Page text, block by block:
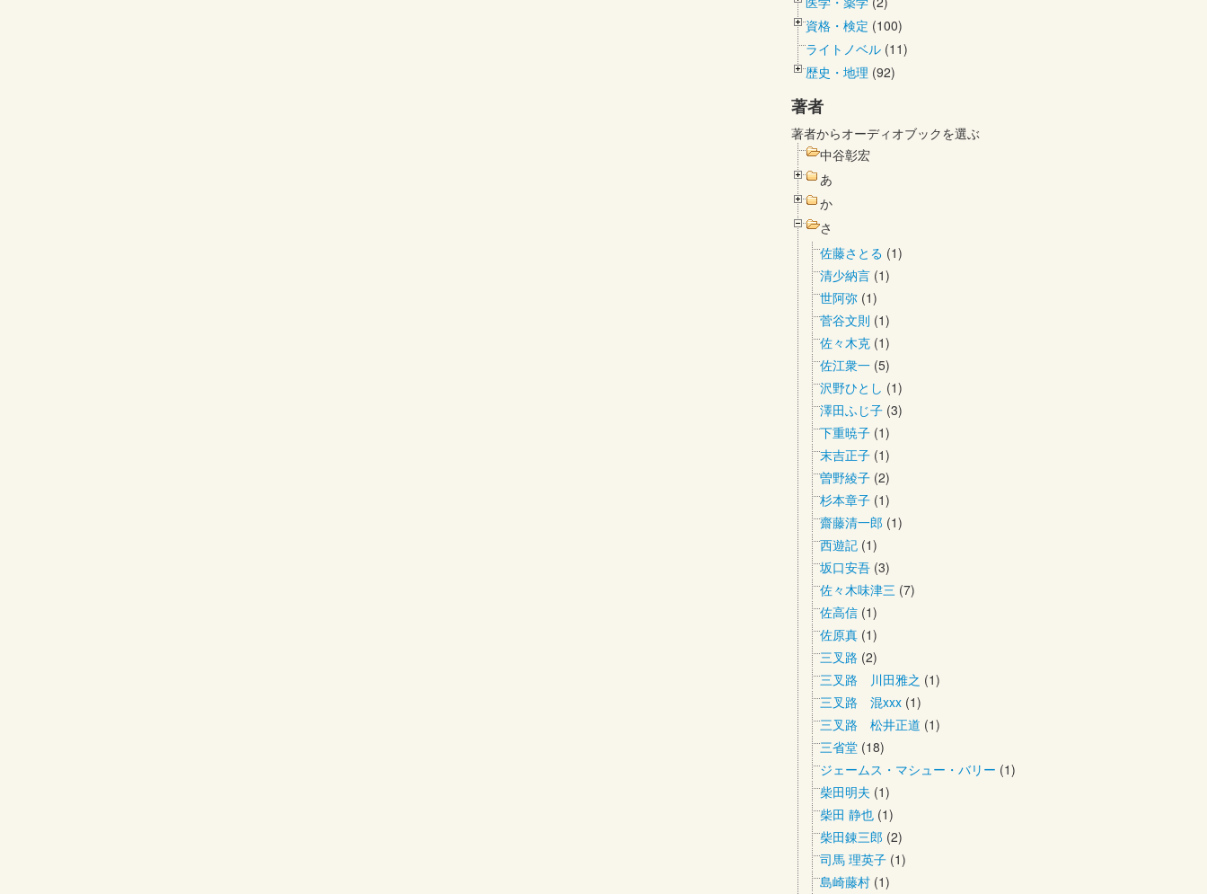
資格・検定 (100)
ライトノベル (11)
歴史・地理 (92)
著者
著者からオーディオブックを選ぶ
中谷彰宏
あ
か
さ
佐藤さとる (1)
清少納言 (1)
世阿弥 (1)
菅谷文則 (1)
佐々木克 (1)
佐江衆一 (5)
沢野ひとし (1)
澤田ふじ子 (3)
下重暁子 (1)
末吉正子 (1)
曽野綾子 (2)
杉本章子 (1)
齋藤清一郎 (1)
西遊記 (1)
坂口安吾 (3)
佐々木味津三 (7)
佐高信 (1)
佐原真 (1)
三叉路 (2)
三叉路 川田雅之 (1)
三叉路 混xxx (1)
三叉路 松井正道 (1)
三省堂 (18)
ジェームス・マシュー・バリー (1)
柴田明夫 (1)
柴田 静也 (1)
柴田錬三郎 (2)
司馬 理英子 (1)
島崎藤村 (1)